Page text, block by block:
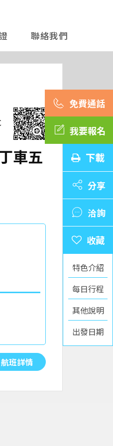
聯絡我們
我要報名
下載
分享
洽詢
特色介紹
每日行程
其他說明
出發日期
車五
航班詳情